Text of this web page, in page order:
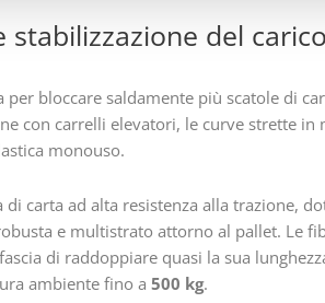
stabilizzazione del
per bloccare saldamente più scatole di
con carrelli elevatori, le curve strette
monouso.
di carta ad alta resistenza alla trazione,
e multistrato attorno al pallet. Le
di raddoppiare quasi la sua
ambiente fino a 500 kg.